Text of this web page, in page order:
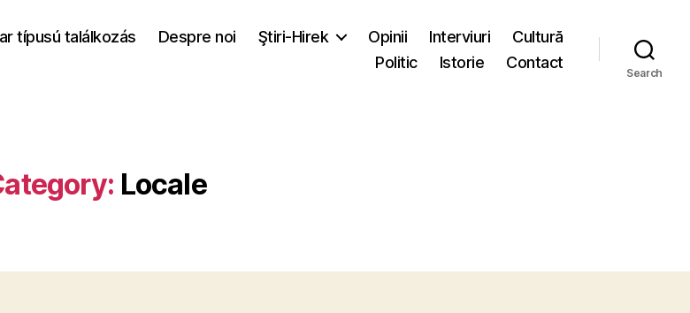
típusú találkozás Despre noi Ştiri-Hirek Opinii Interviuri
Cultură
Politic
Istorie Contact
Search
Locale